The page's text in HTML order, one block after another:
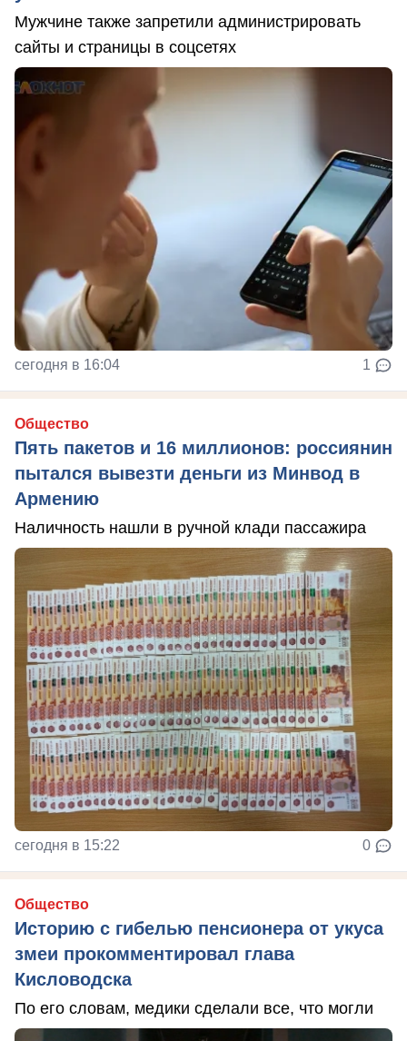
Мужчине также запретили администрировать
сайты и страницы в соцсетях
сегодня в 16:04 1
Общество
Пять пакетов и 16 миллионов: россиянин
пытался вывезти деньги из Минвод в
Армению
Наличность нашли в ручной клади пассажира
сегодня в 15:22 0
Общество
Историю с гибелью пенсионера от укуса
змеи прокомментировал глава
Кисловодска
По его словам, медики сделали все, что могли